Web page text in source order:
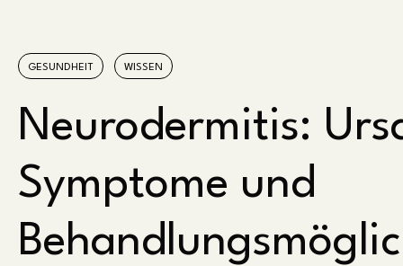
GESUNDHEIT WISSEN
Neurodermitis:
Symptome und